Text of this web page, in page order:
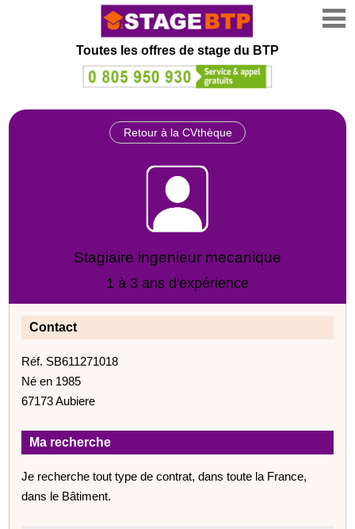
Toutes les offres de stage du BTP
Retour à la CVthèque
Stagiaire ingenieur mecanique
1 à 3 ans d'expérience
Contact
Réf. SB611271018
Né en 1985
67173 Aubiere
Ma recherche
Je recherche tout type de contrat, dans toute la France,
dans le Bâtiment.